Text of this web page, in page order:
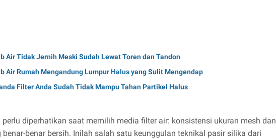
Air Tidak Jernih Meski Sudah Lewat Toren dan Tandon
Air Rumah Mengandung Lumpur Halus yang Sulit Mengendap
Filter Anda Sudah Tidak Mampu Tahan Partikel Halus
diperhatikan saat memilih media filter air: konsistensi ukuran mesh dan
benar bersih. Inilah salah satu keunggulan teknikal pasir silika dari